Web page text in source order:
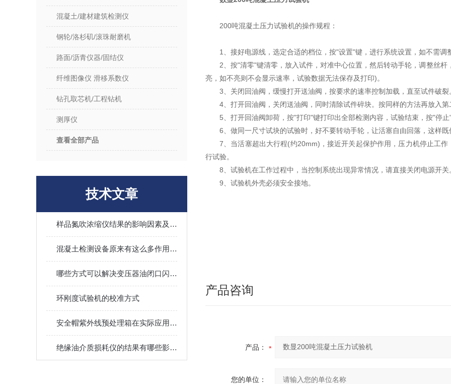
混凝土/建材建筑检测仪
钢轮/洛杉矶/滚珠耐磨机
路面/沥青仪器/固结仪
纤维图像仪 滑移系数仪
钻孔取芯机/工程钻机
测厚仪
查看全部产品
技术文章
样品氮吹浓缩仪结果的影响因素及其调控
混凝土检测设备原来有这么多作用值得我们选择
哪些方式可以解决变压器油闭口闪点测定仪的故障
环刚度试验机的校准方式
安全帽紫外线预处理箱在实际应用中的应用场景
绝缘油介质损耗仪的结果有哪些影响因素
200吨混凝土压力试验机的操作规程：
1、接好电源线，选定合适的档位，按"设置"键，进行系统设置，如不需调
2、按"清零"键清零，放入试件，对准中心位置，然后转动手轮，调整丝
亮，如不亮则不会显示速率，试验数据无法保存及打印)。
3、关闭回油阀，缓慢打开送油阀，按要求的速率控制加载，直至试件破裂
4、打开回油阀，关闭送油阀，同时清除试件碎块。按同样的方法再放入
5、打开回油阀卸荷，按"打印"键打印出全部检测内容，试验结束，按"停
6、做同一尺寸试块的试验时，好不要转动手轮，让活塞自由回落，这样
7、当活塞超出大行程(约20mm)，接近开关起保护作用，压力机停止工
行试验。
8、试验机在工作过程中，当控制系统出现异常情况，请直接关闭电源开关
9、试验机外壳必须安全接地。
产品咨询
产品：
您的单位：